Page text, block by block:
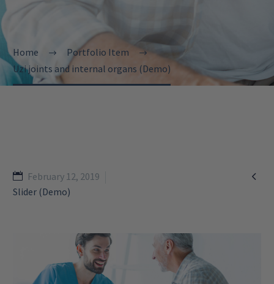
Home
Portfolio Item
Uzi joints and internal organs (Demo)

February 12, 2019
Slider (Demo)